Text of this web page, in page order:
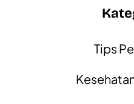
Tips